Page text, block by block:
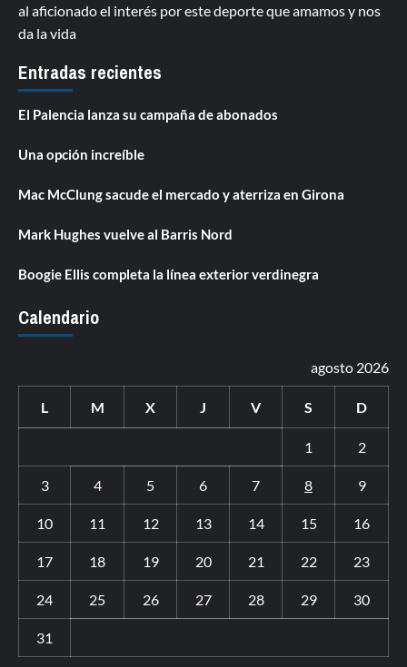
al aficionado el interés por este deporte que amamos y nos
da la vida
Entradas recientes
El Palencia lanza su campaña de abonados
Una opción increíble
Mac McClung sacude el mercado y aterriza en Girona
Mark Hughes vuelve al Barris Nord
Boogie Ellis completa la línea exterior verdinegra
Calendario
agosto 2026
L M X J V S D
1 2
3 4 5 6 7 8 9
10 11 12 13 14 15 16
17 18 19 20 21 22 23
24 25 26 27 28 29 30
31